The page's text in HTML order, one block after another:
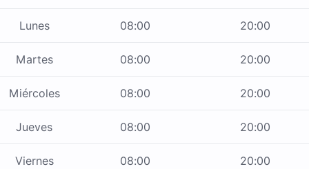
Lunes 08:00 20:00
Martes 08:00 20:00
Miércoles 08:00 20:00
Jueves 08:00 20:00
Viernes 08:00 20:00